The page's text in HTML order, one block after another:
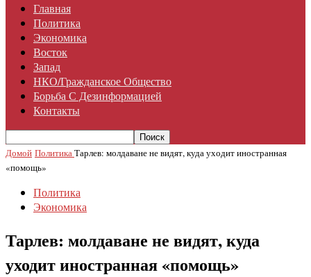
Главная
Политика
Экономика
Восток
Запад
НКО/гражданское Общество
Борьба С Дезинформацией
Контакты
Домой ПолитикаТарлев: молдаване не видят, куда уходит иностранная
«помощь»
Политика
Экономика
Тарлев: молдаване не видят, куда
уходит иностранная «помощь»